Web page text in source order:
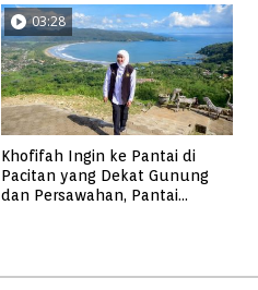
03:28
Khofifah Ingin ke Pantai di
Pacitan yang Dekat Gunung
dan Persawahan, Pantai